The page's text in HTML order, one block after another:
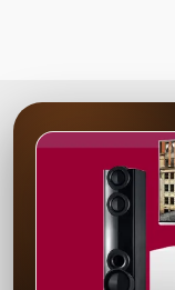
Сервис Lg-Fixmaster
работ благодаря
предоставляем
запчасти сроком до
долговечности
быстро и
техники. Мы всегда
обслуживание,